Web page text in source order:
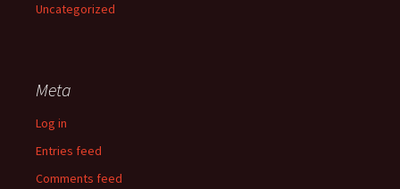
Uncategorized
Meta
Log in
Entries feed
Comments feed